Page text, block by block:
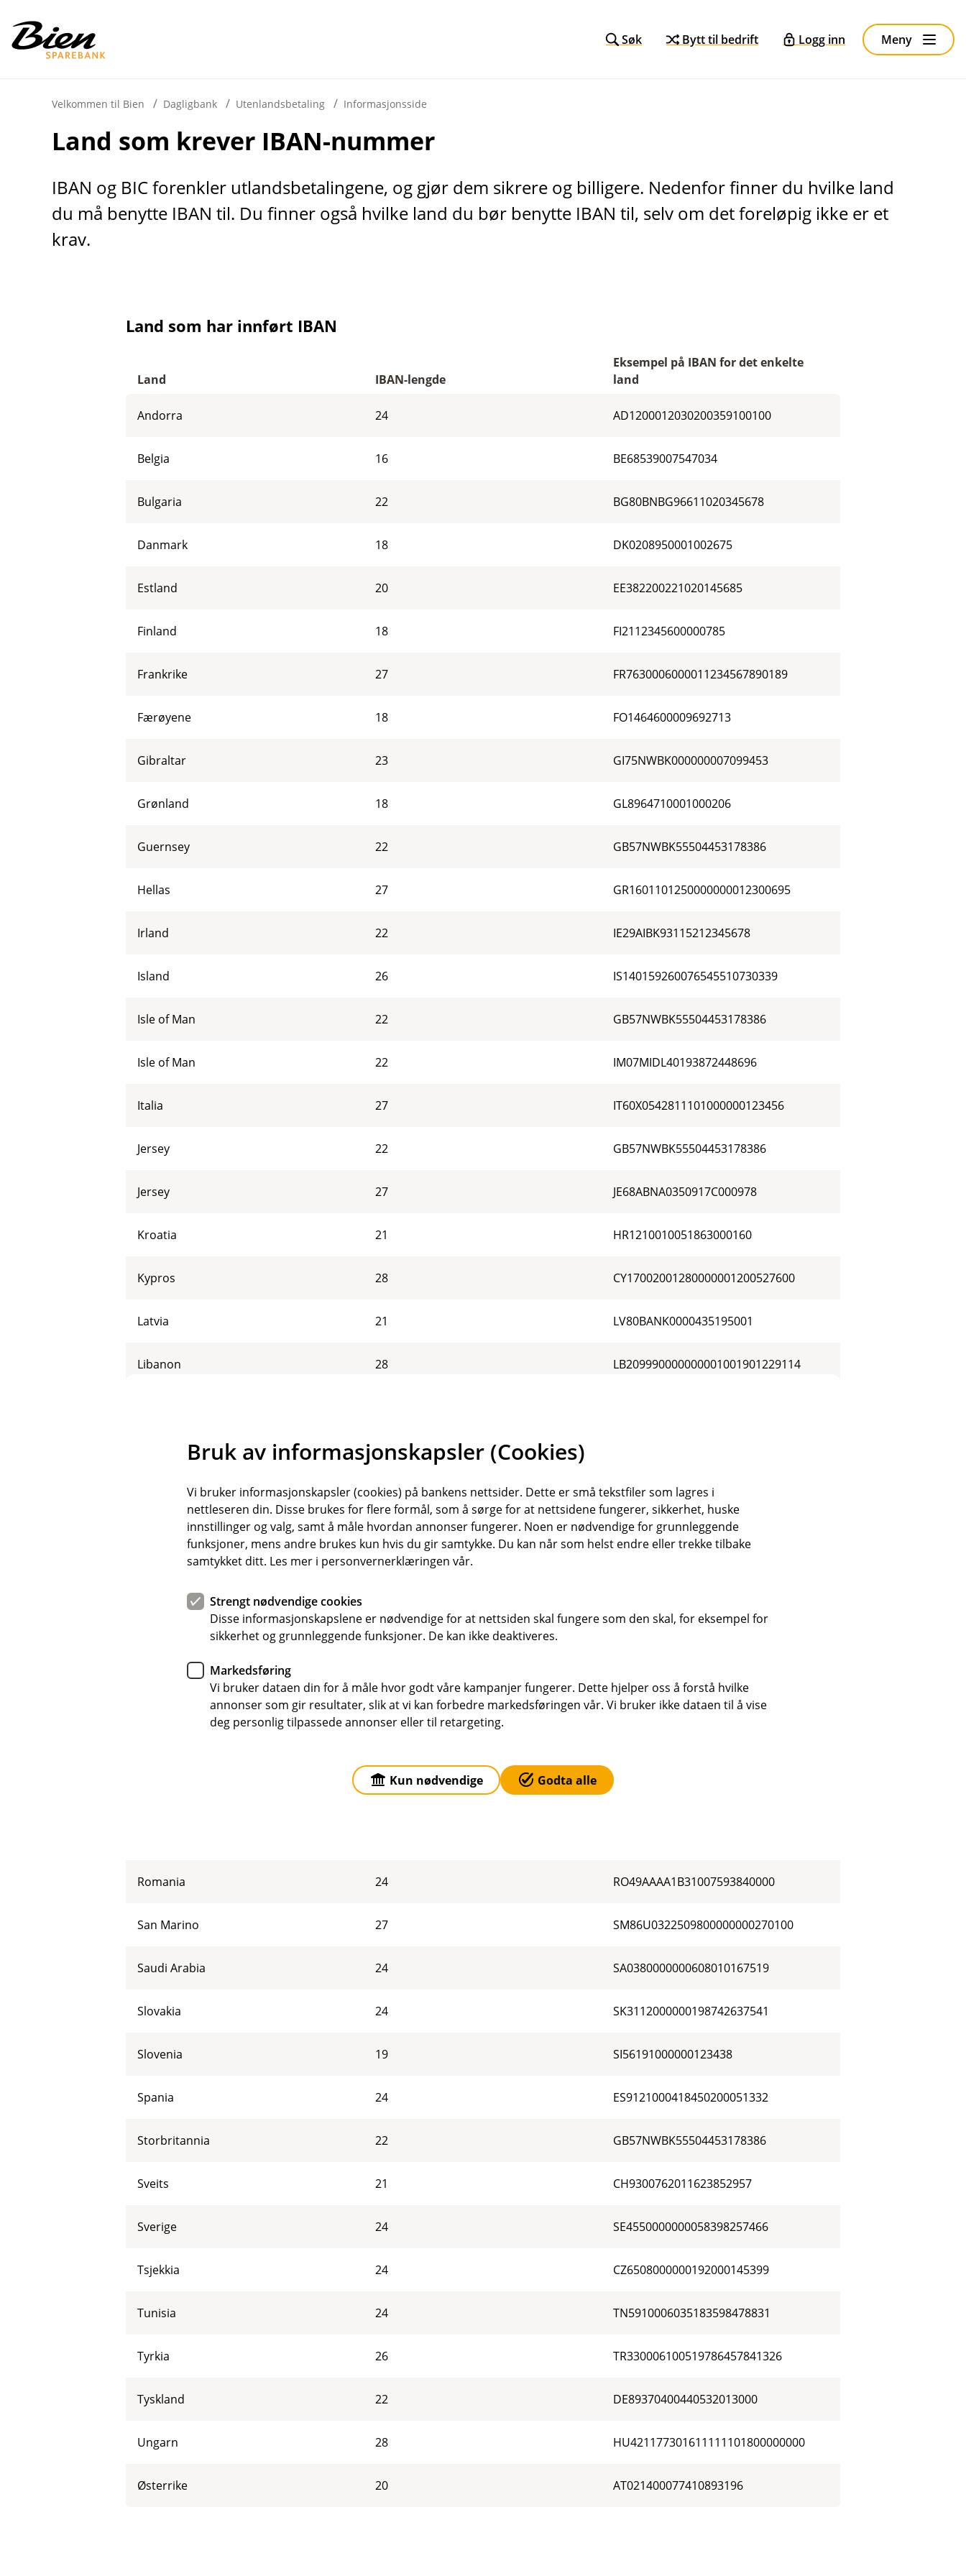
Søk Bytt til bedrift Logg inn Meny
Velkommen til Bien Dagligbank Utenlandsbetaling Informasjonsside
Land som krever IBAN-nummer
IBAN og BIC forenkler utlandsbetalingene, og gjør dem sikrere og billigere. Nedenfor finner du hvilke land
du må benytte IBAN til. Du finner også hvilke land du bør benytte IBAN til, selv om det foreløpig ikke er et
krav.
Land som har innført IBAN
Land IBAN-lengde
Eksempel på IBAN for det enkelte
land
Andorra 24 AD1200012030200359100100
Belgia 16 BE68539007547034
Bulgaria 22 BG80BNBG96611020345678
Danmark 18 DK0208950001002675
Estland 20 EE382200221020145685
Finland 18 FI2112345600000785
Frankrike 27 FR7630006000011234567890189
Færøyene 18 FO1464600009692713
Gibraltar 23 GI75NWBK000000007099453
Grønland 18 GL8964710001000206
Guernsey 22 GB57NWBK55504453178386
Hellas 27 GR1601101250000000012300695
Irland 22 IE29AIBK93115212345678
Island 26 IS140159260076545510730339
Isle of Man 22 GB57NWBK55504453178386
Isle of Man 22 IM07MIDL40193872448696
Italia 27 IT60X0542811101000000123456
Jersey 22 GB57NWBK55504453178386
Jersey 27 JE68ABNA0350917C000978
Kroatia 21 HR1210010051863000160
Kypros 28 CY17002001280000001200527600
Latvia 21 LV80BANK0000435195001
Libanon 28 LB209990000000001001901229114
20
Luxembourg 20 LU280019400644750000
Makedonia 19 MK07250120000058984
27 MC111273900070001111100H79
Montenegro
18 NL91ABNA0417164300
28
Romania 24 RO49AAAA1B31007593840000
San Marino 27 SM86U0322509800000000270100
Saudi Arabia 24 SA0380000000608010167519
Slovakia 24 SK3112000000198742637541
Slovenia 19 SI56191000000123438
Spania 24 ES9121000418450200051332
Storbritannia 22 GB57NWBK55504453178386
Sveits 21 CH9300762011623852957
Sverige 24 SE4550000000058398257466
Tsjekkia 24 CZ6508000000192000145399
Tunisia 24 TN5910006035183598478831
Tyrkia 26 TR330006100519786457841326
Tyskland 22 DE89370400440532013000
Ungarn 28 HU421177301611111101800000000
Østerrike 20 AT021400077410893196
Bruk av informasjonskapsler (Cookies)
Vi bruker informasjonskapsler (cookies) på bankens nettsider. Dette er små tekstfiler som lagres i
nettleseren din. Disse brukes for flere formål, som å sørge for at nettsidene fungerer, sikkerhet, huske
innstillinger og valg, samt å måle hvordan annonser fungerer. Noen er nødvendige for grunnleggende
funksjoner, mens andre brukes kun hvis du gir samtykke. Du kan når som helst endre eller trekke tilbake
samtykket ditt. Les mer i personvernerklæringen vår.
Strengt nødvendige cookies
Disse informasjonskapslene er nødvendige for at nettsiden skal fungere som den skal, for eksempel for
sikkerhet og grunnleggende funksjoner. De kan ikke deaktiveres.
Markedsføring
Vi bruker dataen din for å måle hvor godt våre kampanjer fungerer. Dette hjelper oss å forstå hvilke
annonser som gir resultater, slik at vi kan forbedre markedsføringen vår. Vi bruker ikke dataen til å vise
deg personlig tilpassede annonser eller til retargeting.
Kun nødvendige Godta alle